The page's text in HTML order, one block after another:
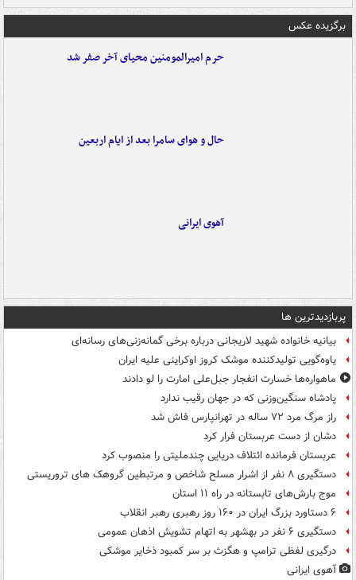
برگزیده عکس
حرم امیرالمومنین محیای آخر صفر شد
حال و هوای سامرا بعد از ایام اربعین
آهوی ایرانی
پربازدیدترین ها
بیانیه خانواده شهید لاریجانی درباره برخی گمانه‌زنی‌های رسانه‌ای
یاوه‌گویی تولیدکننده موشک کروز اوکراینی علیه ایران
ماهواره‌ها خسارت انفجار جبل‌علی امارت را لو دادند
پادشاه سنگین‌وزنی که در جهان رقیب ندارد
راز مرگ مرد ۷۲ ساله در تهرانپارس فاش شد
دشان از دست عربستان فرار کرد
عربستان فرمانده ائتلاف دریایی چندملیتی را منصوب کرد
دستگیری ۸ نفر از اشرار مسلح شاخص و مرتبطین گروهک های تروریستی
موج بارش‌های تابستانه در راه ۱۱ استان
۶ دستاورد بزرگ ایران در ۱۶۰ روز رهبری رهبر انقلاب
دستگیری ۶ نفر در بهشهر به اتهام تشویش اذهان عمومی
درگیری لفظی ترامپ و هگزث بر سر کمبود ذخایر موشکی
آهوی ایرانی